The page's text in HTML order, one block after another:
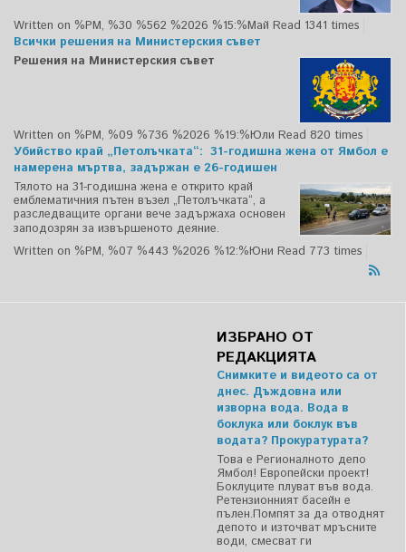
Written on %PM, %30 %562 %2026 %15:%Май Read 1341 times
Всички решения на Министерския съвет
Решения на Министерския съвет
Written on %PM, %09 %736 %2026 %19:%Юли Read 820 times
Убийство край „Петолъчката“: 31-годишна жена от Ямбол е
намерена мъртва, задържан е 26-годишен
Тялото на 31-годишна жена е открито край
емблематичния пътен възел „Петолъчката“, а
разследващите органи вече задържаха основен
заподозрян за извършеното деяние.
Written on %PM, %07 %443 %2026 %12:%Юни Read 773 times
ИЗБРАНО ОТ
РЕДАКЦИЯТА
Снимките и видеото са от
днес. Дъждовна или
изворна вода. Вода в
боклука или боклук във
водата? Прокуратурата?
Това е Регионалното депо
Ямбол! Европейски проект!
Боклуците плуват във вода.
Ретензионният басейн е
пълен.Помпят за да отводнят
депото и източват мръсните
води, смесват ги